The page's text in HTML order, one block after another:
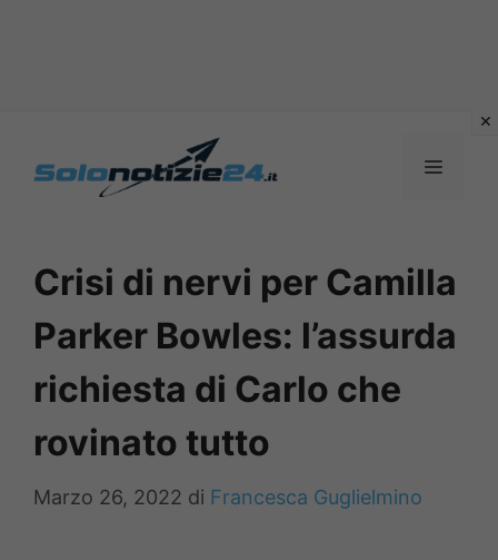
MENU
Crisi di nervi per Camilla
Parker Bowles: l’assurda
richiesta di Carlo che
rovinato tutto
Marzo 26, 2022 di Francesca Guglielmino